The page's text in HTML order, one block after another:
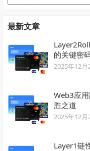
类
最新文章
的关键密
2025年12月
Web3应
胜之道
2025年12月
Layer1链